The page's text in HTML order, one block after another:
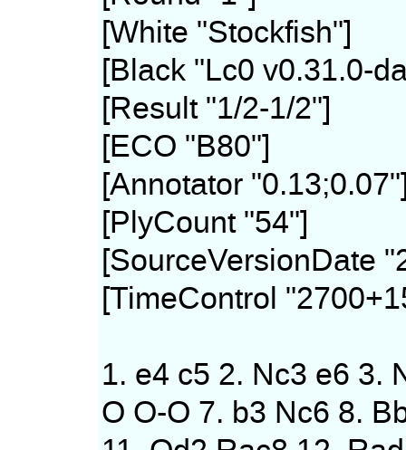
[White "Stockfish"]
[Black "Lc0 v0.31.0-
[Result "1/2-1/2"]
[ECO "B80"]
[Annotator
[PlyCount "54"]
[SourceVersionDate
[TimeControl
1. e4 c5 2. Nc3 e6 3.
O O-O 7. b3 Nc6 8.